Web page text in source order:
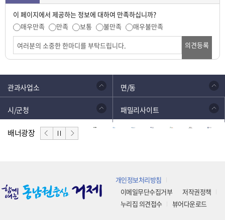
이 페이지에서 제공하는 정보에 대하여 만족하십니까?
매우만족
만족 보통 불만족
매우불만족
의견등록
관과사업소 면/동
시/군청 패밀리사이트
배너광장
개인정보처리방침
이메일무단수집거부
저작권정책
누리집 의견접수
뷰어다운로드